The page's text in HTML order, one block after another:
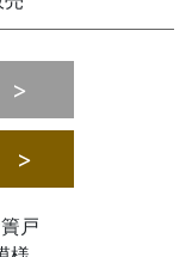
>
>
戸